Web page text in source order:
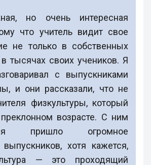
но очень интересная
что учитель видит свое
не только в собственных
тысячах своих учеников. Я
с выпускниками
и они рассказали, что не
физкультуры, который
возрасте. С ним
пришло огромное
выпускников, хотя кажется,
— это проходящий